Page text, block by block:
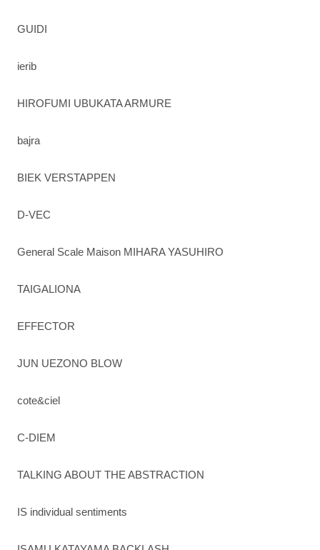
GUIDI
ierib
HIROFUMI UBUKATA ARMURE
bajra
BIEK VERSTAPPEN
D-VEC
General Scale Maison MIHARA YASUHIRO
TAIGALIONA
EFFECTOR
JUN UEZONO BLOW
cote&ciel
C-DIEM
TALKING ABOUT THE ABSTRACTION
IS individual sentiments